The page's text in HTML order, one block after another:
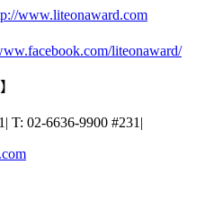
www.liteonaward.com
liteonaward/
T: 02-6636-9900 #231|